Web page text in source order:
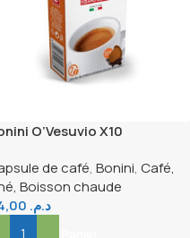
O’Vesuvio X10
de café, Bonini, Café,
Boisson chaude
د.م.
Ajouter Au Panier